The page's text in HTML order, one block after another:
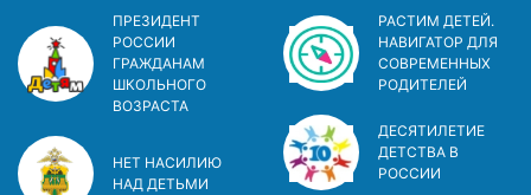
ПРЕЗИДЕНТ
РОССИИ
ГРАЖДАНАМ
ШКОЛЬНОГО
ВОЗРАСТА
НЕТ НАСИЛИЮ
НАД ДЕТЬМИ
РАСТИМ ДЕТЕЙ.
НАВИГАТОР ДЛЯ
СОВРЕМЕННЫХ
РОДИТЕЛЕЙ
ДЕСЯТИЛЕТИЕ
ДЕТСТВА В
РОСCИИ